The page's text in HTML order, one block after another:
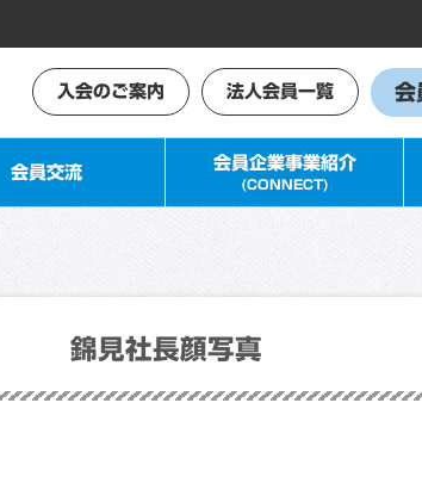
入会のご案内 法人会員一覧 会
会員交流 会員企業事業紹介
(CONNECT)
錦見社長顔写真